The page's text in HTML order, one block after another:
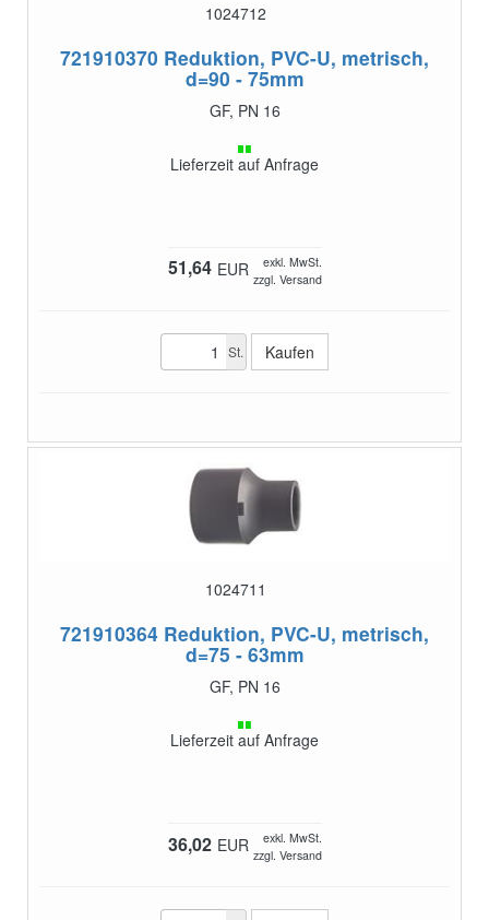
1024712
721910370 Reduktion, PVC-U, metrisch,
d=90 - 75mm
GF, PN 16
Lieferzeit auf Anfrage
51,64 EUR
exkl. MwSt.
zzgl. Versand
St.
1024711
721910364 Reduktion, PVC-U, metrisch,
d=75 - 63mm
GF, PN 16
Lieferzeit auf Anfrage
36,02 EUR
exkl. MwSt.
zzgl. Versand